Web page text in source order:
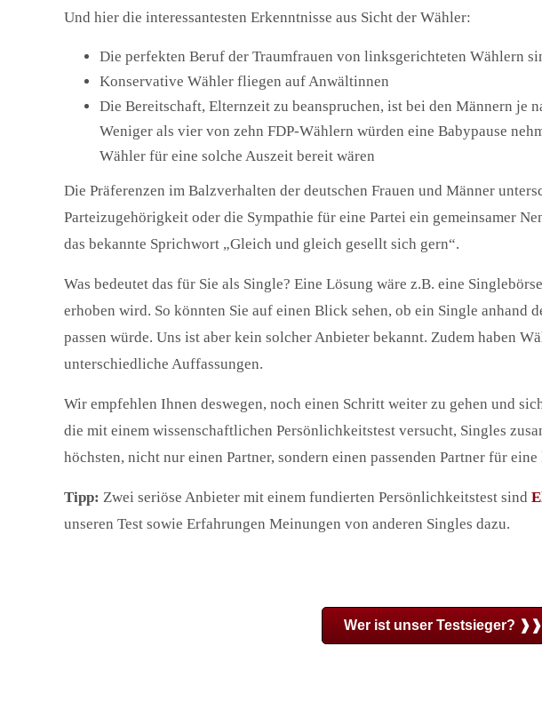
Und hier die interessantesten Erkenntnisse aus Sicht der Wähler:
Die perfekten Beruf der Traumfrauen von linksgerichteten Wählern
Konservative Wähler fliegen auf Anwältinnen
Die Bereitschaft, Elternzeit zu beanspruchen, ist bei den Männern je
Weniger als vier von zehn FDP-Wählern würden eine Babypause
Wähler für eine solche Auszeit bereit wären
Die Präferenzen im Balzverhalten der deutschen Frauen und Männer
Parteizugehörigkeit oder die Sympathie für eine Partei ein gemeinsamer
das bekannte Sprichwort „Gleich und gleich gesellt sich gern“.
Was bedeutet das für Sie als Single? Eine Lösung wäre z.B. eine
erhoben wird. So könnten Sie auf einen Blick sehen, ob ein Single anhand
passen würde. Uns ist aber kein solcher Anbieter bekannt. Zudem haben
unterschiedliche Auffassungen.
Wir empfehlen Ihnen deswegen, noch einen Schritt weiter zu gehen und
die mit einem wissenschaftlichen Persönlichkeitstest versucht, Singles
höchsten, nicht nur einen Partner, sondern einen passenden Partner für
Tipp: Zwei seriöse Anbieter mit einem fundierten Persönlichkeitstest sind
unseren Test sowie Erfahrungen Meinungen von anderen Singles dazu.
Wer ist unser Testsieger? ❱❱